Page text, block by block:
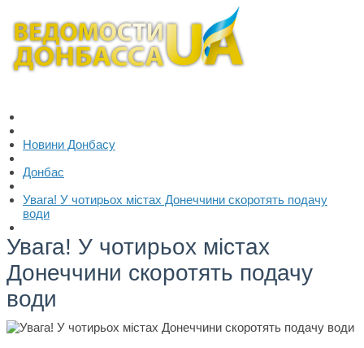
Новини Донбасу
Донбас
Увага! У чотирьох містах Донеччини скоротять подачу
води
Увага! У чотирьох містах
Донеччини скоротять подачу
води